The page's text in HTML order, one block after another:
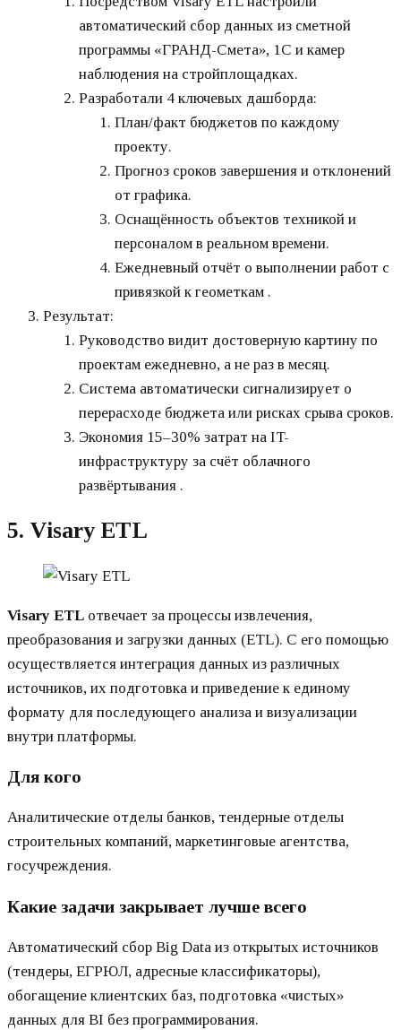
автоматический сбор данных из сметной
программы «ГРАНД-Смета», 1С и камер
наблюдения на стройплощадках.
Разработали 4 ключевых дашборда:
План/факт бюджетов по каждому
проекту.
Прогноз сроков завершения и отклонений
от графика.
Оснащённость объектов техникой и
персоналом в реальном времени.
Ежедневный отчёт о выполнении работ с
привязкой к геометкам .
Результат:
Руководство видит достоверную картину по
проектам ежедневно, а не раз в месяц.
Система автоматически сигнализирует о
перерасходе бюджета или рисках срыва сроков.
Экономия 15–30% затрат на IT-
инфраструктуру за счёт облачного
развёртывания .
5. Visary ETL
Visary ETL отвечает за процессы извлечения,
преобразования и загрузки данных (ETL). С его помощью
осуществляется интеграция данных из различных
источников, их подготовка и приведение к единому
формату для последующего анализа и визуализации
внутри платформы.
Для кого
Аналитические отделы банков, тендерные отделы
строительных компаний, маркетинговые агентства,
госучреждения.
Какие задачи закрывает лучше всего
Автоматический сбор Big Data из открытых источников
(тендеры, ЕГРЮЛ, адресные классификаторы),
обогащение клиентских баз, подготовка «чистых»
данных для BI без программирования.